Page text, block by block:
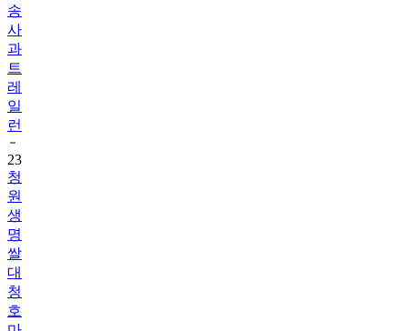
송
사
과
트
레
일
런
23
청
원
생
명
쌀
대
청
호